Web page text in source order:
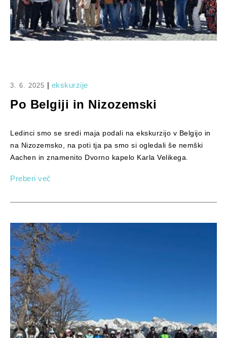
3. 6. 2025 | ekskurzije
Po Belgiji in Nizozemski
Ledinci smo se sredi maja podali na ekskurzijo v Belgijo in
na Nizozemsko, na poti tja pa smo si ogledali še nemški
Aachen in znamenito Dvorno kapelo Karla Velikega.
Preberi več